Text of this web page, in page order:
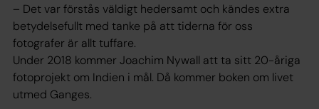
– Det var förstås väldigt hedersamt och kändes extra
betydelsefullt med tanke på att tiderna för oss
fotografer är allt tuffare.
Under 2018 kommer Joachim Nywall att ta sitt 20-åriga
fotoprojekt om Indien i mål. Då kommer boken om livet
utmed Ganges.